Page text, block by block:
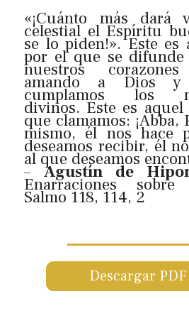
«¡Cuánto más dará
celestial el Espíritu
se lo piden!». Este es
por el que se
nuestros
amando a Dios
cumplamos los
divinos. Este es
que clamamos: ¡Abba,
mismo, él nos hace
deseamos recibir, él
al que deseamos
– Agustín de
Enarraciones
Salmo 118, 114, 2
Descargar